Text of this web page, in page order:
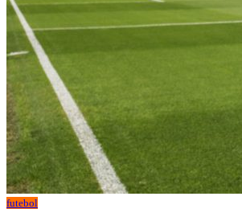
futebol